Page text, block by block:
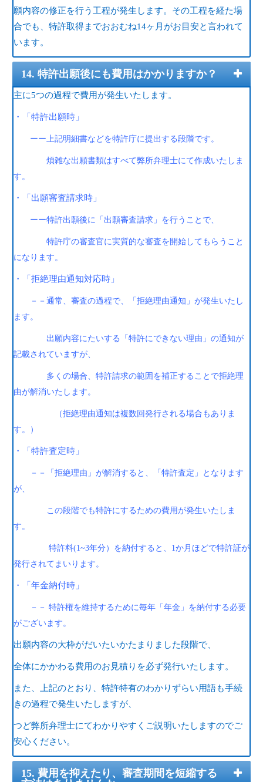
願内容の修正を行う工程が発生します。その工程を経た場
合でも、特許取得までおおむね14ヶ月がお目安と言われて
います。
14. 特許出願後にも費用はかかりますか？
主に5つの過程で費用が発生いたします。
・「特許出願時」
ーー上記明細書などを特許庁に提出する段階です。
煩雑な出願書類はすべて弊所弁理士にて作成いたしま
す。
・「出願審査請求時」
ーー特許出願後に「出願審査請求」を行うことで、
特許庁の審査官に実質的な審査を開始してもらうこと
になります。
・「拒絶理由通知対応時」
－－通常、審査の過程で、「拒絶理由通知」が発生いたし
ます。
出願内容にたいする「特許にできない理由」の通知が
記載されていますが、
多くの場合、特許請求の範囲を補正することで拒絶理
由が解消いたします。
（拒絶理由通知は複数回発行される場合もありま
す。）
・「特許査定時」
－－「拒絶理由」が解消すると、「特許査定」となります
が、
この段階でも特許にするための費用が発生いたしま
す。
特許料(1~3年分）を納付すると、1か月ほどで特許証が
発行されてまいります。
・「年金納付時」
－－ 特許権を維持するために毎年「年金」を納付する必要
がございます。
出願内容の大枠がだいたいかたまりました段階で、
全体にかかわる費用のお見積りを必ず発行いたします。
また、上記のとおり、特許特有のわかりずらい用語も手続
きの過程で発生いたしますが、
つど弊所弁理士にてわかりやすくご説明いたしますのでご
安心ください。
15. 費用を抑えたり、審査期間を短縮する